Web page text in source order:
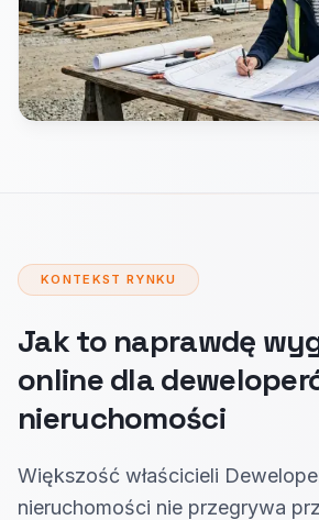
KONTEKST RYNKU
Jak to naprawdę
online dla
nieruchomości
Większość właścicieli
nieruchomości nie przegrywa